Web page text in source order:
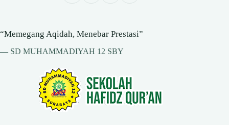
“Memegang Aqidah, Menebar Prestasi”
— SD MUHAMMADIYAH 12 SBY